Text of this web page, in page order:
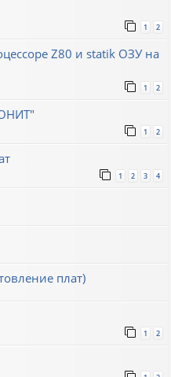
1 2
Z80 и statik ОЗУ на
1 2
1 2
1 2 3 4
плат)
1 2